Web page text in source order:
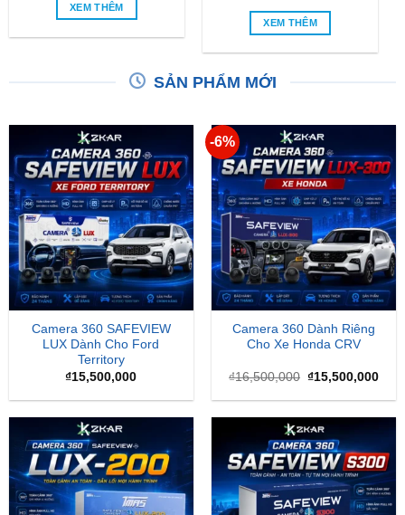
XEM THÊM
XEM THÊM
SẢN PHẨM MỚI
Camera 360 SAFEVIEW
LUX Dành Cho Ford
Territory
₫15,500,000
-6%
Camera 360 Dành Riêng
Cho Xe Honda CRV
₫16,500,000 Giá
là:
₫15,500,000Giá
tại